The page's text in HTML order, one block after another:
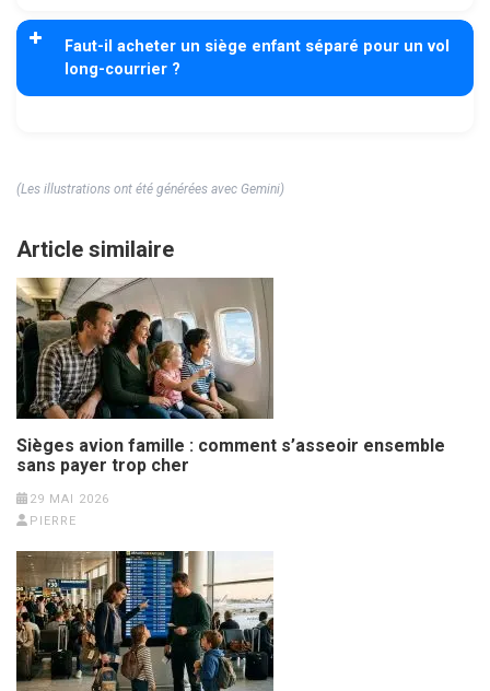
Faut-il acheter un siège enfant séparé pour un vol
long-courrier ?
(Les illustrations ont été générées avec Gemini)
Article similaire
Sièges avion famille : comment s’asseoir ensemble
sans payer trop cher
29 MAI 2026
PIERRE